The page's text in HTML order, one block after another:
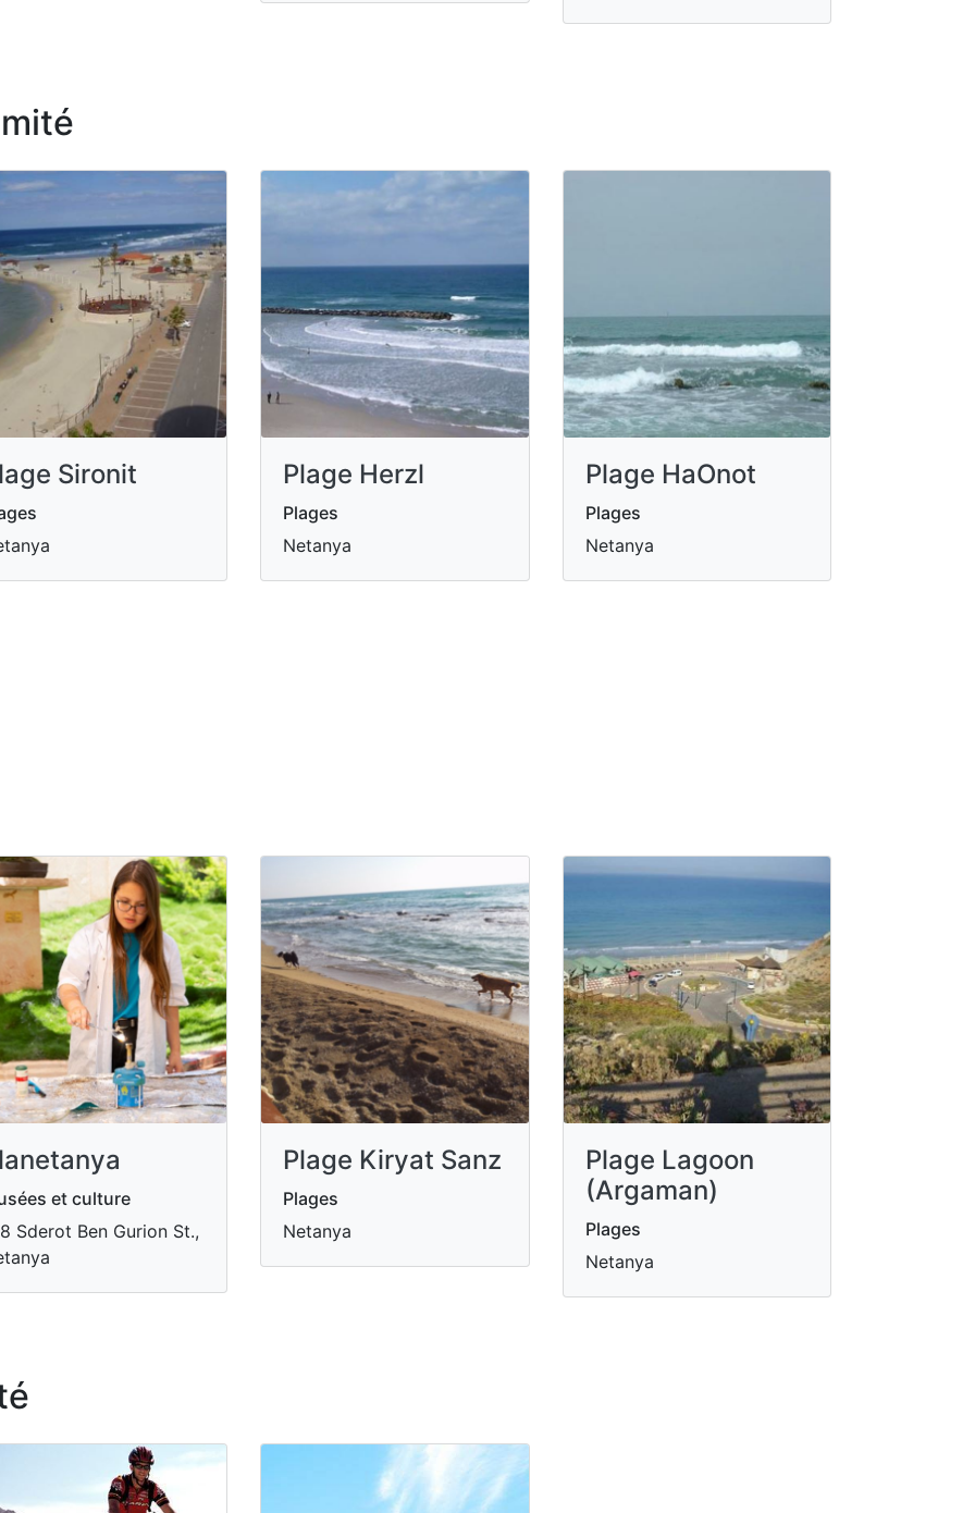
Sironit Plage Herzl
Plages
Netanya
Plage HaOnot
Plages
Netanya
et culture
Sderot Ben Gurion St.,
Plage Kiryat Sanz
Plages
Netanya
Plage Lagoon
(Argaman)
Plages
Netanya